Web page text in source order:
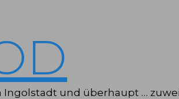
und überhaupt …